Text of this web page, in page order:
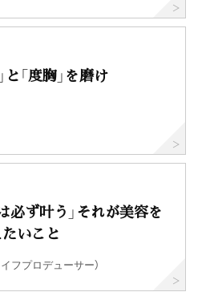
と「度胸」を磨け
必ず叶う」それが美容を
いこと
フプロデューサー）